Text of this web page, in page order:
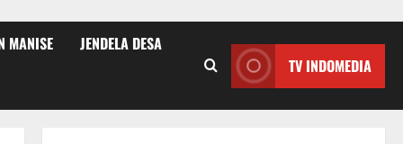
MANISE
JENDELA DESA
TV INDOMEDIA